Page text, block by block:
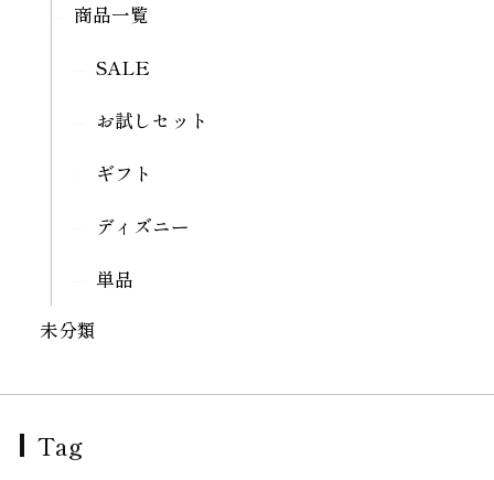
商品一覧
SALE
お試しセット
ギフト
ディズニー
単品
未分類
Tag